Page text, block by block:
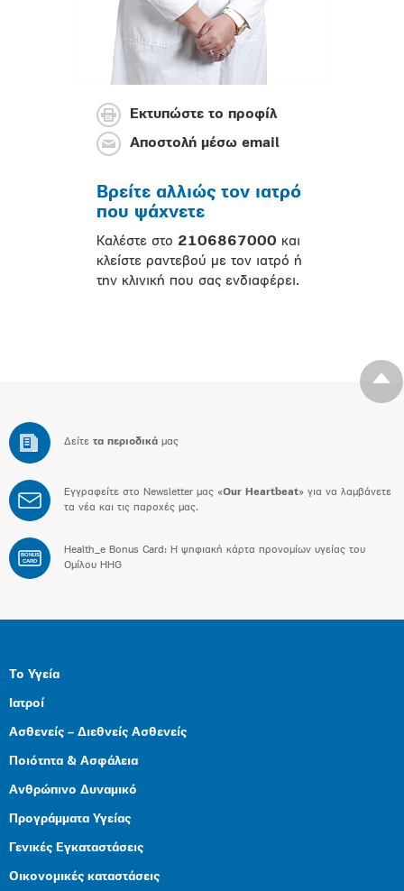
Εκτυπώστε το προφίλ
Αποστολή μέσω email
Βρείτε αλλιώς τον ιατρό
που ψάχνετε
Καλέστε στο 2106867000 και
κλείστε ραντεβού με τον ιατρό ή
την κλινική που σας ενδιαφέρει.
Δείτε τα περιοδικά μας
Εγγραφείτε στο Newsletter μας «Our Heartbeat» για να λαμβάνετε
τα νέα και τις παροχές μας.
BONUS
CARD
Health_e Bonus Card: H ψηφιακή κάρτα προνομίων υγείας του
Ομίλου HHG
Το Υγεία
Ιατροί
Ασθενείς – Διεθνείς Ασθενείς
Ποιότητα & Ασφάλεια
Ανθρώπινο Δυναμικό
Προγράμματα Υγείας
Γενικές Εγκαταστάσεις
Οικονομικές καταστάσεις